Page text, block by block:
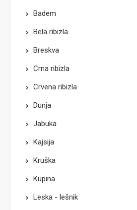
Badem
Bela ribizla
Breskva
Crna ribizla
Crvena ribizla
Dunja
Jabuka
Kajsija
Kruška
Kupina
Leska - lešnik